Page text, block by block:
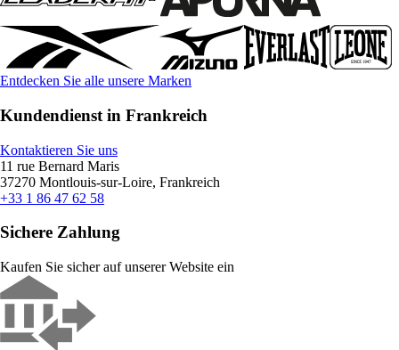
Entdecken Sie alle unsere Marken
Kundendienst in Frankreich
Kontaktieren Sie uns
11 rue Bernard Maris
37270 Montlouis-sur-Loire, Frankreich
+33 1 86 47 62 58
Sichere Zahlung
Kaufen Sie sicher auf unserer Website ein